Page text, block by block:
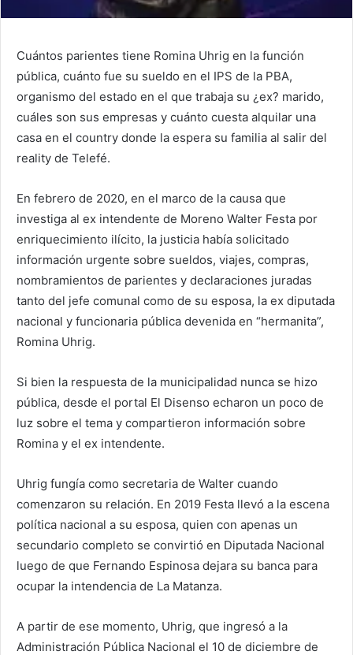
Cuántos parientes tiene Romina Uhrig en la función
pública, cuánto fue su sueldo en el IPS de la PBA,
organismo del estado en el que trabaja su ¿ex? marido,
cuáles son sus empresas y cuánto cuesta alquilar una
casa en el country donde la espera su familia al salir del
reality de Telefé.
En febrero de 2020, en el marco de la causa que
investiga al ex intendente de Moreno Walter Festa por
enriquecimiento ilícito, la justicia había solicitado
información urgente sobre sueldos, viajes, compras,
nombramientos de parientes y declaraciones juradas
tanto del jefe comunal como de su esposa, la ex diputada
nacional y funcionaria pública devenida en “hermanita”,
Romina Uhrig.
Si bien la respuesta de la municipalidad nunca se hizo
pública, desde el portal El Disenso echaron un poco de
luz sobre el tema y compartieron información sobre
Romina y el ex intendente.
Uhrig fungía como secretaria de Walter cuando
comenzaron su relación. En 2019 Festa llevó a la escena
política nacional a su esposa, quien con apenas un
secundario completo se convirtió en Diputada Nacional
luego de que Fernando Espinosa dejara su banca para
ocupar la intendencia de La Matanza.
A partir de ese momento, Uhrig, que ingresó a la
Administración Pública Nacional el 10 de diciembre de